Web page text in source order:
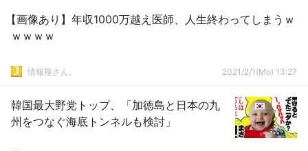
【画像あり】年収1000万越え医師、人生終わってしまうｗ
ｗｗｗｗ
情報屋さん。 2021/2/1(Mo) 13:27
韓国最大野党トップ、「加徳島と日本の九
州をつなぐ海底トンネルも検討」